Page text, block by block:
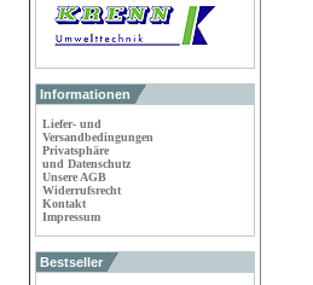
Informationen
Liefer- und
Versandbedingungen
Privatsphäre
und Datenschutz
Unsere AGB
Widerrufsrecht
Kontakt
Impressum
Bestseller